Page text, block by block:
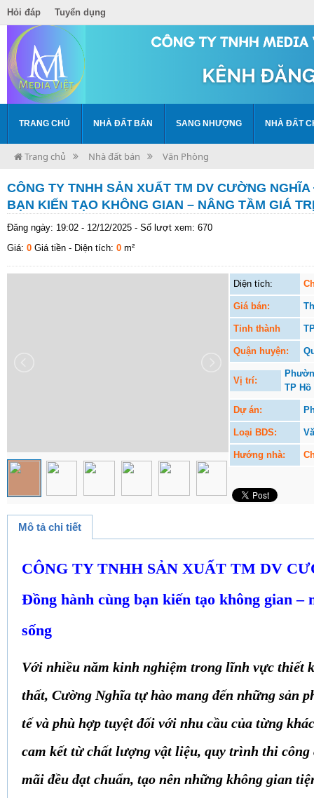
Hỏi đáp Tuyển dụng
TRANG CHỦ NHÀ ĐẤT BÁN SANG NHƯỢNG NHÀ ĐẤT
Trang chủ Nhà đất bán Văn Phòng
CÔNG TY TNHH SẢN XUẤT TM DV CƯỜNG
BẠN KIẾN TẠO KHÔNG GIAN – NÂNG TẦM GIÁ
Đăng ngày: 19:02 - 12/12/2025 - Số lượt xem: 670
Giá: 0 Giá tiền - Diện tích: 0 m²
Diện tích:
Giá bán:
Tỉnh thành
Quận huyện:
Vị trí:
TP
Dự án:
Loại BDS:
Hướng nhà:
Mô tả chi tiết
CÔNG TY TNHH SẢN XUẤT TM DV
Đồng hành cùng bạn kiến tạo không gian –
sống
Với nhiều năm kinh nghiệm trong lĩnh vực thiết
thất, Cường Nghĩa tự hào mang đến những sản
tế và phù hợp tuyệt đối với nhu cầu của từng
cam kết từ chất lượng vật liệu, quy trình thi công
mãi đều đạt chuẩn, tạo nên những không gian